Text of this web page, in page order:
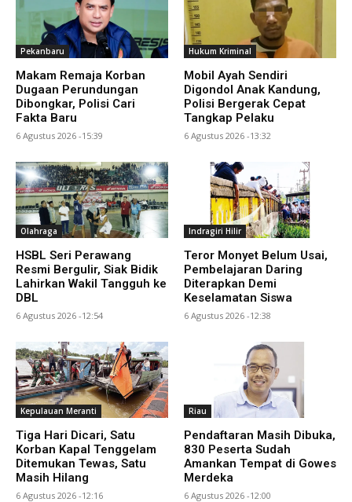
Pekanbaru
Makam Remaja Korban
Dugaan Perundungan
Dibongkar, Polisi Cari
Fakta Baru
6 Agustus 2026 -15:39
Hukum Kriminal
Mobil Ayah Sendiri
Digondol Anak Kandung,
Polisi Bergerak Cepat
Tangkap Pelaku
6 Agustus 2026 -13:32
Olahraga
HSBL Seri Perawang
Resmi Bergulir, Siak Bidik
Lahirkan Wakil Tangguh ke
DBL
6 Agustus 2026 -12:54
Indragiri Hilir
Teror Monyet Belum Usai,
Pembelajaran Daring
Diterapkan Demi
Keselamatan Siswa
6 Agustus 2026 -12:38
Kepulauan Meranti
Tiga Hari Dicari, Satu
Korban Kapal Tenggelam
Ditemukan Tewas, Satu
Masih Hilang
6 Agustus 2026 -12:16
Riau
Pendaftaran Masih Dibuka,
830 Peserta Sudah
Amankan Tempat di Gowes
Merdeka
6 Agustus 2026 -12:00